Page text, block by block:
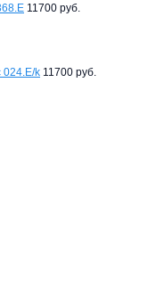
11700 руб.
024.E/k 11700 руб.